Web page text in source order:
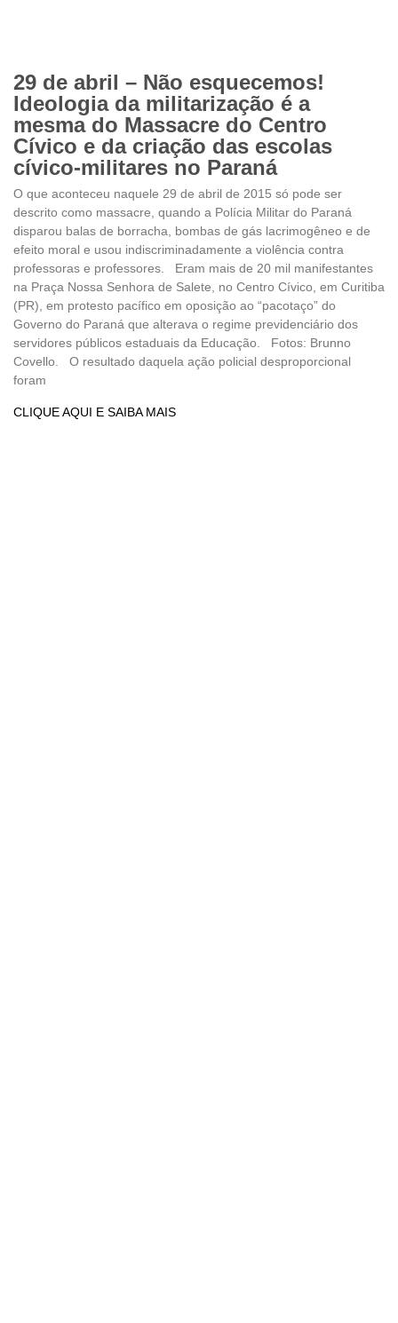
29 de abril – Não esquecemos!
Ideologia da militarização é a
mesma do Massacre do Centro
Cívico e da criação das escolas
cívico-militares no Paraná
O que aconteceu naquele 29 de abril de 2015 só pode ser
descrito como massacre, quando a Polícia Militar do Paraná
disparou balas de borracha, bombas de gás lacrimogêneo e de
efeito moral e usou indiscriminadamente a violência contra
professoras e professores. Eram mais de 20 mil manifestantes
na Praça Nossa Senhora de Salete, no Centro Cívico, em Curitiba
(PR), em protesto pacífico em oposição ao “pacotaço” do
Governo do Paraná que alterava o regime previdenciário dos
servidores públicos estaduais da Educação. Fotos: Brunno
Covello. O resultado daquela ação policial desproporcional
foram
CLIQUE AQUI E SAIBA MAIS